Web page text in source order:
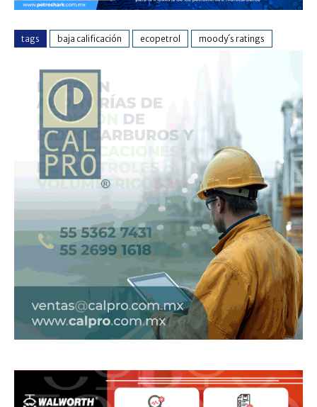
tags baja calificación ecopetrol moody´s ratings